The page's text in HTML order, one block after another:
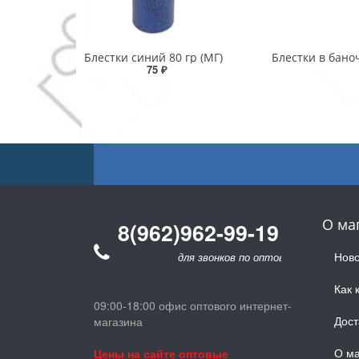
Блестки синий 80 гр (МГ)
75 ₽
Блестки в
О
Как
О
8(962)962-99-19
для звонков по оптовым заказам
09:00-18:00 офис оптового интернет-
магазина
Цены на сайте оптовые